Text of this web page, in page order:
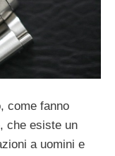
come fanno
che esiste un
a uomini e